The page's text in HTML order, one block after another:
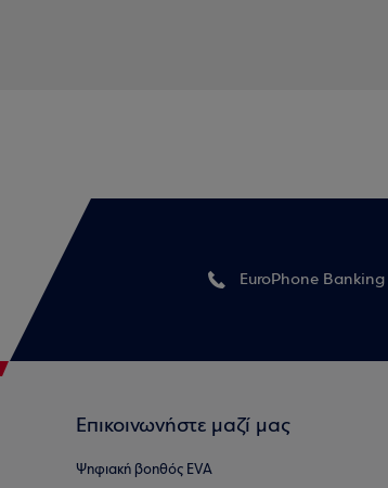
EuroPhone Banking
Επικοινωνήστε μαζί μας
Ψηφιακή βοηθός EVA